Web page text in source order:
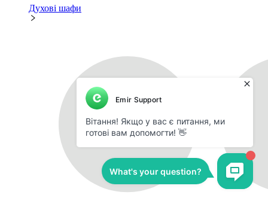
Духові шафи